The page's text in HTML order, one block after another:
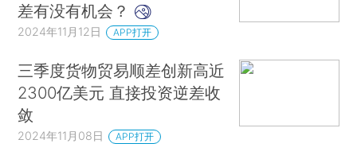
差有没有机会？
2024年11月12日 APP打开
三季度货物贸易顺差创新高近
2300亿美元 直接投资逆差收
敛
2024年11月08日 APP打开